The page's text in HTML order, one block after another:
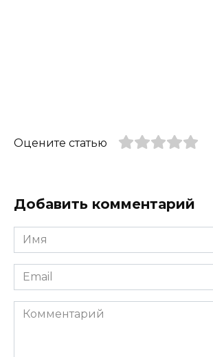
Оцените статью
Добавить комментарий
Имя
*
Email
*
Комментарий